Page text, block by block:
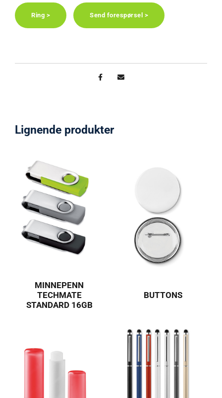
Ring > Send forespørsel >
Lignende produkter
MINNEPENN
TECHMATE
STANDARD 16GB
BUTTONS